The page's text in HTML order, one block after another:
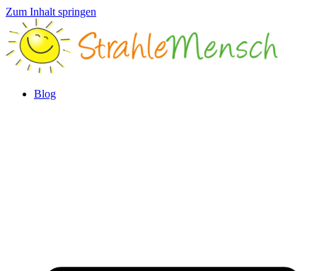
Zum Inhalt springen
Blog